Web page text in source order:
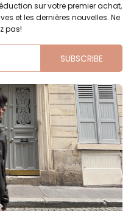
sur votre premier achat,
et les dernières nouvelles. Ne
pas!
SUBSCRIBE